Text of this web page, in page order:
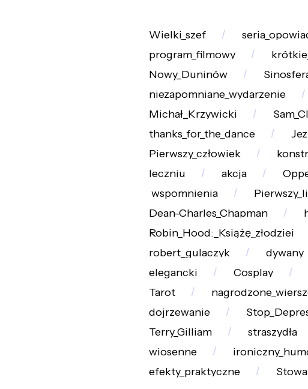
Wielki_szef
program_filmowy
Nowy_Duninów
niezapomniane_wydarzenie
Michał_Krzywicki
thanks_for_the_dance
Pierwszy_człowiek
leczniu
akcja
wspomnienia
Dean-Charles_Chapman
Robin_Hood:_Książę_złodziei
robert_gulaczyk
dywany
elegancki
Cosplay
Tarot
dojrzewanie
Terry_Gilliam
straszydła
wiosenne
efekty_praktyczne